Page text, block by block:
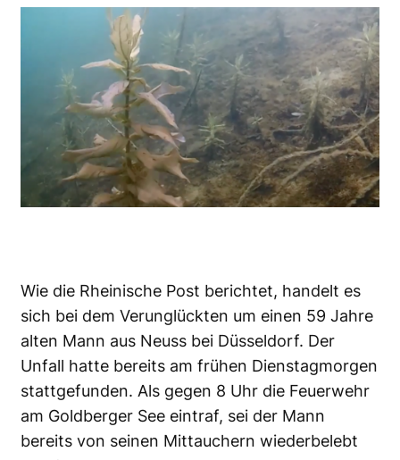
Wie die Rheinische Post berichtet, handelt es
sich bei dem Verunglückten um einen 59 Jahre
alten Mann aus Neuss bei Düsseldorf. Der
Unfall hatte bereits am frühen Dienstagmorgen
stattgefunden. Als gegen 8 Uhr die Feuerwehr
am Goldberger See eintraf, sei der Mann
bereits von seinen Mittauchern wiederbelebt